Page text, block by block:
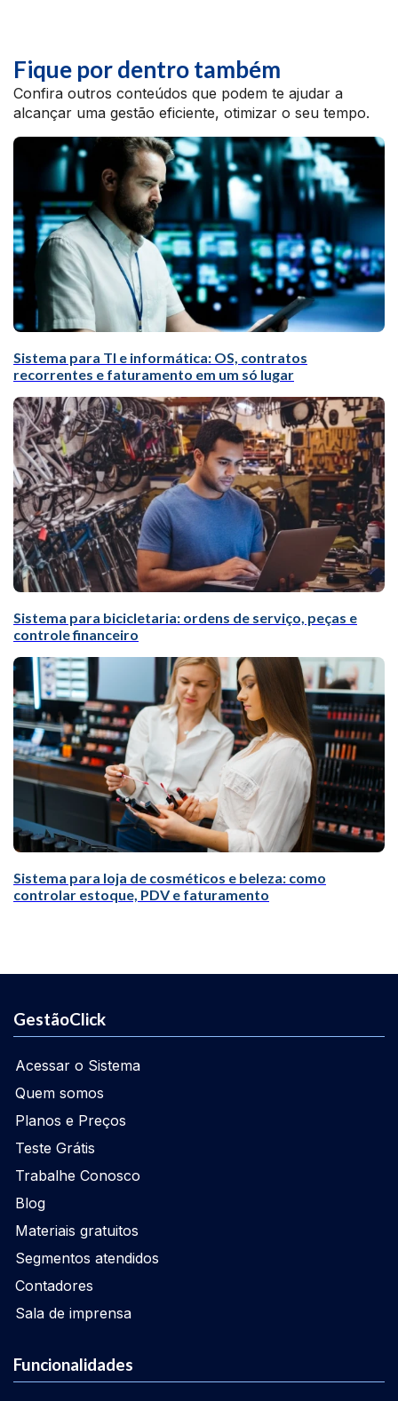
Fique por dentro também
Confira outros conteúdos que podem te ajudar a
alcançar uma gestão eficiente, otimizar o seu tempo.
Sistema para TI e informática: OS, contratos
recorrentes e faturamento em um só lugar
Sistema para bicicletaria: ordens de serviço, peças e
controle financeiro
Sistema para loja de cosméticos e beleza: como
controlar estoque, PDV e faturamento
GestãoClick
Acessar o Sistema
Quem somos
Planos e Preços
Teste Grátis
Trabalhe Conosco
Blog
Materiais gratuitos
Segmentos atendidos
Contadores
Sala de imprensa
Funcionalidades